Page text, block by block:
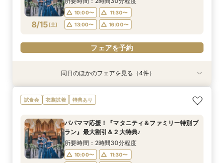
フェアを予約
フェアを予約
フェアを予約
フェアを予約
8/15(土)
10:00〜
11:30〜
13:00〜
16:00〜
フェアを予約
衣装試着 特典あり
8/15(土)
【ドレス重視オススメ◎】人気ドレス２５万円
OFF*来館特典×無料試食付
10:00〜
11:30〜
13:00〜
16:00〜
特典あり
8/15(土)
【少人数婚応援】来館でヘアコスメ＆1万円ギフ
トGET！特典・試食フェア
10:00〜
11:30〜
13:00〜
16:00〜
衣装試着 特典あり
8/15(土)
卒花オススメ◎英国伝統の大聖堂チャペル*最大
150万円割引×来館特典ギフト券１万円
10:00〜
11:30〜
13:00〜
16:00〜
衣装試着 特典あり
8/15(土)
【ペット婚人気NO.1】愛犬と誓うリングドッグ演
出×豪華試食フェア*最大15大特典付き
10:00〜
11:30〜
13:00〜
16:00〜
同日のほかのフェアを見る（4件）
試食会 衣装試着 特典あり
パパママ応援！『マタニティ＆ファミリー特別プ
ラン』最大割引＆２大特典♪
所要時間：2時間30分程度
10:00〜
11:30〜